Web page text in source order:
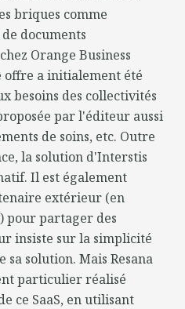
briques comme
documents
Orange Business
offre a initialement été
besoins des collectivités
par l'éditeur aussi
de soins, etc. Outre
la solution d'Interstis
Il est également
extérieur (en
pour partager des
insiste sur la simplicité
solution. Mais Resana
particulier réalisé
ce SaaS, en utilisant